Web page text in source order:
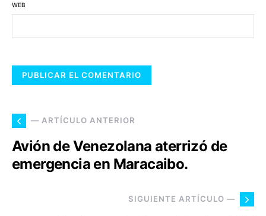
WEB
— ARTÍCULO ANTERIOR
Avión de Venezolana aterrizó de
emergencia en Maracaibo.
SIGUIENTE ARTÍCULO —